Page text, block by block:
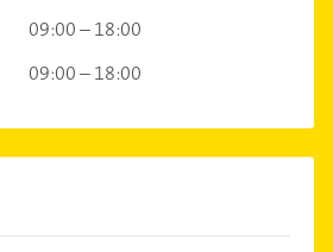
09:00 – 18:00
09:00 – 18:00